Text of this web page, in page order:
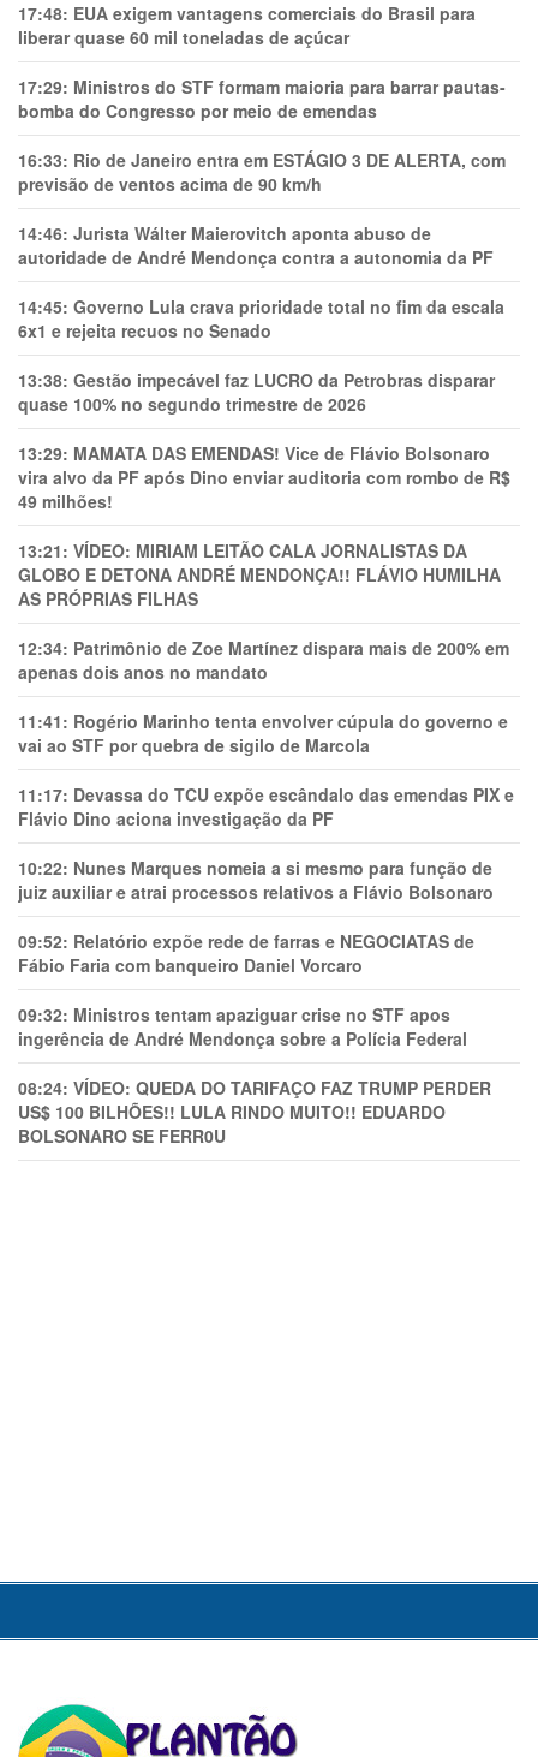
17:48: EUA exigem vantagens comerciais do Brasil para
liberar quase 60 mil toneladas de açúcar
17:29: Ministros do STF formam maioria para barrar pautas-
bomba do Congresso por meio de emendas
16:33: Rio de Janeiro entra em ESTÁGIO 3 DE ALERTA, com
previsão de ventos acima de 90 km/h
14:46: Jurista Wálter Maierovitch aponta abuso de
autoridade de André Mendonça contra a autonomia da PF
14:45: Governo Lula crava prioridade total no fim da escala
6x1 e rejeita recuos no Senado
13:38: Gestão impecável faz LUCRO da Petrobras disparar
quase 100% no segundo trimestre de 2026
13:29: MAMATA DAS EMENDAS! Vice de Flávio Bolsonaro
vira alvo da PF após Dino enviar auditoria com rombo de R$
49 milhões!
13:21: VÍDEO: MIRIAM LEITÃO CALA JORNALISTAS DA
GLOBO E DETONA ANDRÉ MENDONÇA!! FLÁVIO HUMILHA
AS PRÓPRIAS FILHAS
12:34: Patrimônio de Zoe Martínez dispara mais de 200% em
apenas dois anos no mandato
11:41: Rogério Marinho tenta envolver cúpula do governo e
vai ao STF por quebra de sigilo de Marcola
11:17: Devassa do TCU expõe escândalo das emendas PIX e
Flávio Dino aciona investigação da PF
10:22: Nunes Marques nomeia a si mesmo para função de
juiz auxiliar e atrai processos relativos a Flávio Bolsonaro
09:52: Relatório expõe rede de farras e NEGOCIATAS de
Fábio Faria com banqueiro Daniel Vorcaro
09:32: Ministros tentam apaziguar crise no STF apos
ingerência de André Mendonça sobre a Polícia Federal
08:24: VÍDEO: QUEDA DO TARIFAÇO FAZ TRUMP PERDER
US$ 100 BILHÕES!! LULA RINDO MUITO!! EDUARDO
BOLSONARO SE FERR0U